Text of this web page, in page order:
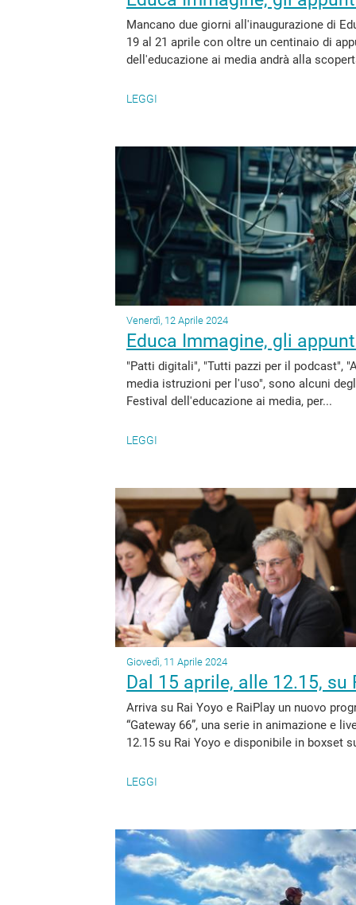
Mancano due giorni all'inaugurazione di
19 al 21 aprile con oltre un centinaio di
dell'educazione ai media andrà alla
LEGGI
Venerdì, 12 Aprile 2024
Educa Immagine, gli
"Patti digitali", "Tutti pazzi per il podcast",
media istruzioni per l'uso", sono alcuni
Festival dell'educazione ai media, per...
LEGGI
Giovedì, 11 Aprile 2024
Dal 15 aprile, alle 12.15, su
Arriva su Rai Yoyo e RaiPlay un nuovo
“Gateway 66”, una serie in animazione e
12.15 su Rai Yoyo e disponibile in boxset
LEGGI